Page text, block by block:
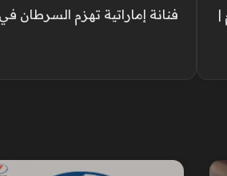
|
فنانة إماراتية تهزم